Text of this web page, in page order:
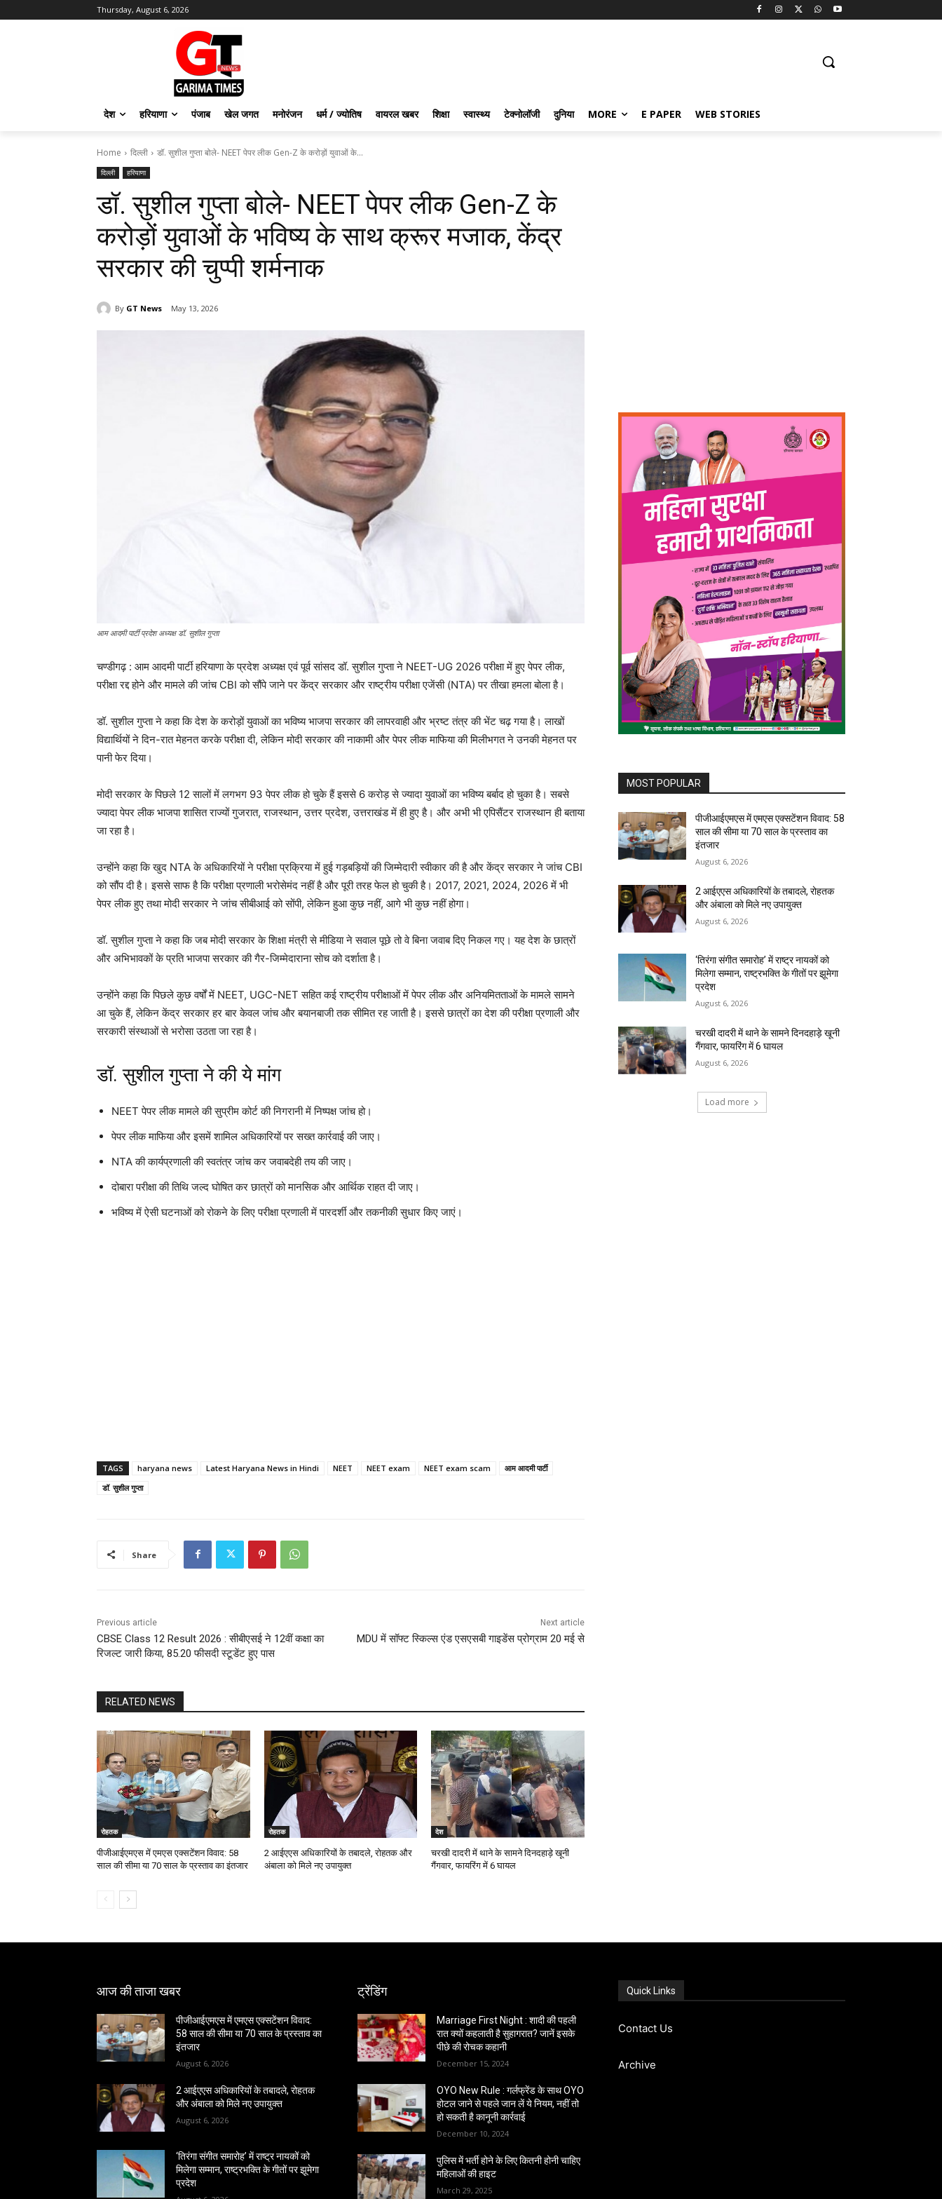
Thursday, August 6, 2026
देश हरियाणा पंजाब खेल जगत मनोरंजन धर्म / ज्योतिष वायरल खबर शिक्षा स्वास्थ्य टेक्नोलॉजी दुनिया MORE E PAPER WEB STORIES
Home दिल्ली डॉ. सुशील गुप्ता बोले- NEET पेपर लीक Gen-Z के करोड़ों युवाओं के...
दिल्ली हरियाणा
डॉ. सुशील गुप्ता बोले- NEET पेपर लीक Gen-Z के
करोड़ों युवाओं के भविष्य के साथ क्रूर मजाक, केंद्र
सरकार की चुप्पी शर्मनाक
By GT News May 13, 2026
आम आदमी पार्टी प्रदेश अध्यक्ष डॉ. सुशील गुप्ता
चण्डीगढ़ : आम आदमी पार्टी हरियाणा के प्रदेश अध्यक्ष एवं पूर्व सांसद डॉ. सुशील गुप्ता ने NEET-UG 2026 परीक्षा में हुए पेपर लीक,
परीक्षा रद्द होने और मामले की जांच CBI को सौंपे जाने पर केंद्र सरकार और राष्ट्रीय परीक्षा एजेंसी (NTA) पर तीखा हमला बोला है।
डॉ. सुशील गुप्ता ने कहा कि देश के करोड़ों युवाओं का भविष्य भाजपा सरकार की लापरवाही और भ्रष्ट तंत्र की भेंट चढ़ गया है। लाखों
विद्यार्थियों ने दिन-रात मेहनत करके परीक्षा दी, लेकिन मोदी सरकार की नाकामी और पेपर लीक माफिया की मिलीभगत ने उनकी मेहनत पर
पानी फेर दिया।
मोदी सरकार के पिछले 12 सालों में लगभग 93 पेपर लीक हो चुके हैं इससे 6 करोड़ से ज्यादा युवाओं का भविष्य बर्बाद हो चुका है। सबसे
ज्यादा पेपर लीक भाजपा शासित राज्यों गुजरात, राजस्थान, उत्तर प्रदेश, उत्तराखंड में ही हुए है। और अभी भी एपिसैंटर राजस्थान ही बताया
जा रहा है।
उन्होंने कहा कि खुद NTA के अधिकारियों ने परीक्षा प्रक्रिया में हुई गड़बड़ियों की जिम्मेदारी स्वीकार की है और केंद्र सरकार ने जांच CBI
को सौंप दी है। इससे साफ है कि परीक्षा प्रणाली भरोसेमंद नहीं है और पूरी तरह फेल हो चुकी है। 2017, 2021, 2024, 2026 में भी
पेपर लीक हुए तथा मोदी सरकार ने जांच सीबीआई को सोंपी, लेकिन हुआ कुछ नहीं, आगे भी कुछ नहीं होगा।
डॉ. सुशील गुप्ता ने कहा कि जब मोदी सरकार के शिक्षा मंत्री से मीडिया ने सवाल पूछे तो वे बिना जवाब दिए निकल गए। यह देश के छात्रों
और अभिभावकों के प्रति भाजपा सरकार की गैर-जिम्मेदाराना सोच को दर्शाता है।
उन्होंने कहा कि पिछले कुछ वर्षों में NEET, UGC-NET सहित कई राष्ट्रीय परीक्षाओं में पेपर लीक और अनियमितताओं के मामले सामने
आ चुके हैं, लेकिन केंद्र सरकार हर बार केवल जांच और बयानबाजी तक सीमित रह जाती है। इससे छात्रों का देश की परीक्षा प्रणाली और
सरकारी संस्थाओं से भरोसा उठता जा रहा है।
डॉ. सुशील गुप्ता ने की ये मांग
NEET पेपर लीक मामले की सुप्रीम कोर्ट की निगरानी में निष्पक्ष जांच हो।
पेपर लीक माफिया और इसमें शामिल अधिकारियों पर सख्त कार्रवाई की जाए।
NTA की कार्यप्रणाली की स्वतंत्र जांच कर जवाबदेही तय की जाए।
दोबारा परीक्षा की तिथि जल्द घोषित कर छात्रों को मानसिक और आर्थिक राहत दी जाए।
भविष्य में ऐसी घटनाओं को रोकने के लिए परीक्षा प्रणाली में पारदर्शी और तकनीकी सुधार किए जाएं।
TAGS haryana news Latest Haryana News in Hindi NEET NEET exam NEET exam scam
आम आदमी पार्टी
डॉ. सुशील गुप्ता
Share
Previous article
CBSE Class 12 Result 2026 : सीबीएसई ने 12वीं कक्षा का
रिजल्ट जारी किया, 85.20 फीसदी स्टूडेंट हुए पास
Next article
MDU में सॉफ्ट स्किल्स एंड एसएसबी गाइडेंस प्रोग्राम 20 मई से
RELATED NEWS
रोहतक
पीजीआईएमएस में एमएस एक्सटेंशन विवाद: 58
साल की सीमा या 70 साल के प्रस्ताव का इंतजार
रोहतक
2 आईएएस अधिकारियों के तबादले, रोहतक और
अंबाला को मिले नए उपायुक्त
देश
चरखी दादरी में थाने के सामने दिनदहाड़े खूनी
गैंगवार, फायरिंग में 6 घायल
MOST POPULAR
पीजीआईएमएस में एमएस एक्सटेंशन विवाद: 58
साल की सीमा या 70 साल के प्रस्ताव का
इंतजार
August 6, 2026
2 आईएएस अधिकारियों के तबादले, रोहतक
और अंबाला को मिले नए उपायुक्त
August 6, 2026
‘तिरंगा संगीत समारोह’ में राष्ट्र नायकों को
मिलेगा सम्मान, राष्ट्रभक्ति के गीतों पर झूमेगा
प्रदेश
August 6, 2026
चरखी दादरी में थाने के सामने दिनदहाड़े खूनी
गैंगवार, फायरिंग में 6 घायल
August 6, 2026
Load more
आज की ताजा खबर
पीजीआईएमएस में एमएस एक्सटेंशन विवाद:
58 साल की सीमा या 70 साल के प्रस्ताव का
इंतजार
August 6, 2026
2 आईएएस अधिकारियों के तबादले, रोहतक
और अंबाला को मिले नए उपायुक्त
August 6, 2026
‘तिरंगा संगीत समारोह’ में राष्ट्र नायकों को
मिलेगा सम्मान, राष्ट्रभक्ति के गीतों पर झूमेगा
प्रदेश
ट्रेंडिंग
Marriage First Night : शादी की पहली
रात क्यों कहलाती है सुहागरात? जानें इसके
पीछे की रोचक कहानी
December 15, 2024
OYO New Rule : गर्लफ्रेंड के साथ OYO
होटल जाने से पहले जान लें ये नियम, नहीं तो
हो सकती है कानूनी कार्रवाई
December 10, 2024
पुलिस में भर्ती होने के लिए कितनी होनी चाहिए
महिलाओं की हाइट
March 29, 2025
Quick Links
Contact Us
Archive